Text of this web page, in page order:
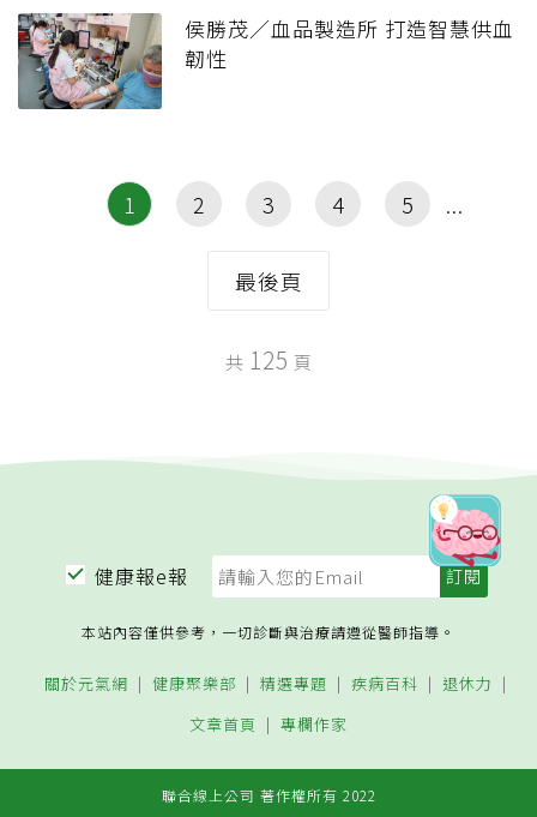
侯勝茂／血品製造所 打造智慧供血
韌性
1 2 3 4 5
最後頁
共 125 頁
健康報e報
本站內容僅供參考，一切診斷與治療請遵從醫師指導。
關於元氣網 健康聚樂部 精選專題 疾病百科
退休力
文章首頁
專欄作家
聯合線上公司 著作權所有 2022